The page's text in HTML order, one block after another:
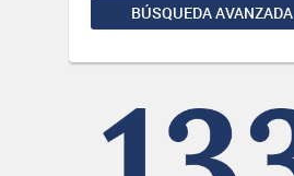
BÚSQUEDA AVANZADA